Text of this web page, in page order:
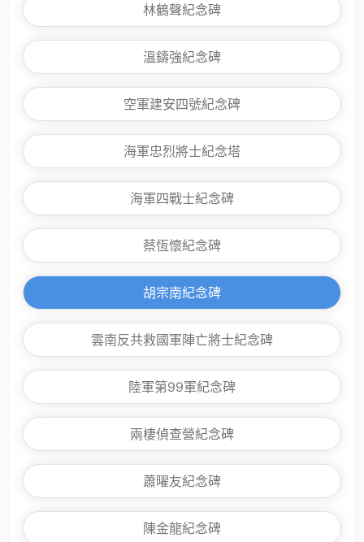
林鶴聲紀念碑
溫鑄強紀念碑
空軍建安四號紀念碑
海軍忠烈將士紀念塔
海軍四戰士紀念碑
蔡恆懷紀念碑
胡宗南紀念碑
雲南反共救國軍陣亡將士紀念碑
陸軍第99軍紀念碑
兩棲偵查營紀念碑
蕭曜友紀念碑
陳金龍紀念碑